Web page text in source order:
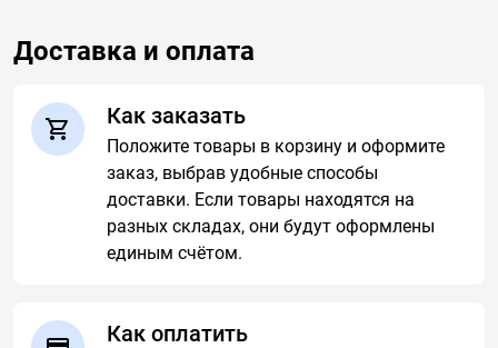
Доставка и оплата
Как заказать
Положите товары в корзину и оформите
заказ, выбрав удобные способы
доставки. Если товары находятся на
разных складах, они будут оформлены
единым счётом.
Как оплатить